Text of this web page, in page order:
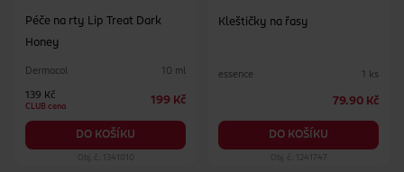
Péče na rty Lip Treat Dark
Honey
Dermacol 10 ml
139 Kč
CLUB cena
199 Kč
DO KOŠÍKU
Obj. č.: 1341010
Kleštičky na řasy
essence 1 ks
79.90 Kč
DO KOŠÍKU
Obj. č.: 1241747